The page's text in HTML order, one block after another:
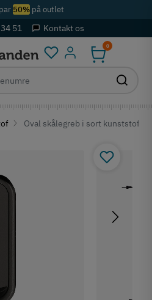
50%på outlet
51 Kontakt os
0
Oval skålegreb i sort kunststof